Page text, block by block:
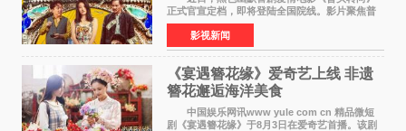
正式官宣定档，即将登陆全国院线。影片聚焦普
通人的荒诞生活，以戏谑诙谐的镜头语言、反转
不断的剧情，融合爆笑喜剧与细腻爱情元素，打
造出一部接地气
影视新闻
《宴遇簪花缘》爱奇艺上线 非遗
簪花邂逅海洋美食
中国娱乐网讯www yule com cn 精品微短
剧《宴遇簪花缘》于8月3日在爱奇艺首播。该剧